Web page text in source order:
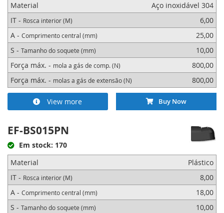
Material
Aço inoxidável 304
IT - Rosca interior (M)
6,00
A - Comprimento central (mm)
25,00
S - Tamanho do soquete (mm)
10,00
Força máx. - mola a gás de comp. (N)
800,00
Força máx. - molas a gás de extensão (N) 800,00
View more Buy Now
EF-BS015PN
Em stock: 170
Material
Plástico
IT - Rosca interior (M)
8,00
A - Comprimento central (mm)
18,00
S - Tamanho do soquete (mm)
10,00